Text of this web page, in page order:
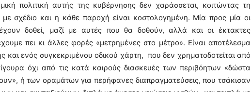
πολιτική αυτής της κυβέρνησης δεν χαράσσεται, κοιτώντας τη
με σχέδιο και η κάθε παροχή είναι κοστολογημένη. Μία προς μία οι
δοθεί, μαζί με αυτές που θα δοθούν, αλλά και οι έκτακτες
πει κι άλλες φορές «μετρημένες στο μέτρο». Είναι αποτέλεσμα
και ενός συγκεκριμένου οδικού χάρτη, που δεν χρηματοδοτείται από
όχι από τις κατά καιρούς διασκευές των περιβόητων «δώστα
ή των οραμάτων για περήφανες διαπραγματεύσεις, που τσάκισαν